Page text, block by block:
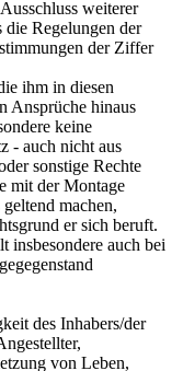
weiterer
die Regelungen der
der Ziffer
ihm in diesen
Ansprüche hinaus
keine
- auch nicht aus
sonstige Rechte
mit der Montage
machen,
er sich beruft.
insbesondere auch bei
des Inhabers/der
von Leben,